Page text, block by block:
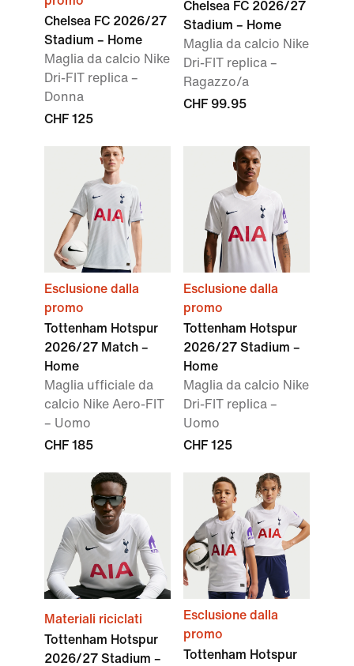
Chelsea FC 2026/27
Stadium – Home
Maglia da calcio Nike
Dri-FIT replica –
Donna
CHF 125
Chelsea FC 2026/27
Stadium – Home
Maglia da calcio Nike
Dri-FIT replica –
Ragazzo/a
CHF 99.95
Esclusione dalla
promo
Tottenham Hotspur
2026/27 Match –
Home
Maglia ufficiale da
calcio Nike Aero-FIT
– Uomo
CHF 185
Esclusione dalla
promo
Tottenham Hotspur
2026/27 Stadium –
Home
Maglia da calcio Nike
Dri-FIT replica –
Uomo
CHF 125
Materiali riciclati
Tottenham Hotspur
2026/27 Stadium –
Esclusione dalla
promo
Tottenham Hotspur